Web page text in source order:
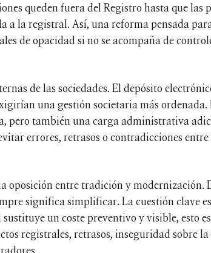
queden fuera del Registro hasta que las
a la registral. Así, una reforma pensada
de opacidad si no se acompaña de
de las sociedades. El depósito
una gestión societaria más ordenada.
pero también una carga administrativa
errores, retrasos o contradicciones
oposición entre tradición y modernización.
significa simplificar. La cuestión clave
un coste preventivo y visible, esto
registrales, retrasos, inseguridad sobre